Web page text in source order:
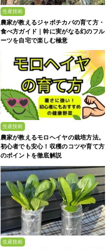
生産技術
農家が教えるジャボチカバの育て方・
食べ方ガイド｜幹に実がなる幻のフル
ーツを自宅で楽しむ極意
生産技術
農家が教えるモロヘイヤの栽培方法。
初心者でも安心！収穫のコツや育て方
のポイントを徹底解説
生産技術